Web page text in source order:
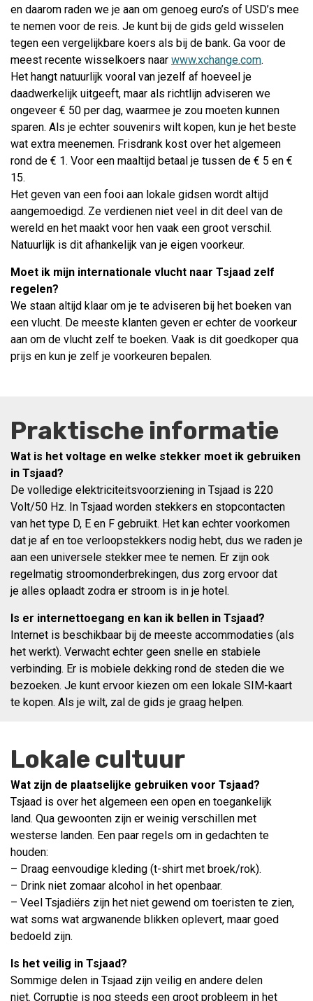
en daarom raden we je aan om genoeg euro’s of USD’s mee
te nemen voor de reis. Je kunt bij de gids geld wisselen
tegen een vergelijkbare koers als bij de bank. Ga voor de
meest recente wisselkoers naar www.xchange.com.
Het hangt natuurlijk vooral van jezelf af hoeveel je
daadwerkelijk uitgeeft, maar als richtlijn adviseren we
ongeveer € 50 per dag, waarmee je zou moeten kunnen
sparen. Als je echter souvenirs wilt kopen, kun je het beste
wat extra meenemen. Frisdrank kost over het algemeen
rond de € 1. Voor een maaltijd betaal je tussen de € 5 en €
15.
Het geven van een fooi aan lokale gidsen wordt altijd
aangemoedigd. Ze verdienen niet veel in dit deel van de
wereld en het maakt voor hen vaak een groot verschil.
Natuurlijk is dit afhankelijk van je eigen voorkeur.
Moet ik mijn internationale vlucht naar Tsjaad zelf
regelen?
We staan altijd klaar om je te adviseren bij het boeken van
een vlucht. De meeste klanten geven er echter de voorkeur
aan om de vlucht zelf te boeken. Vaak is dit goedkoper qua
prijs en kun je zelf je voorkeuren bepalen.
Praktische informatie
Wat is het voltage en welke stekker moet ik gebruiken
in Tsjaad?
De volledige elektriciteitsvoorziening in Tsjaad is 220
Volt/50 Hz. In Tsjaad worden stekkers en stopcontacten
van het type D, E en F gebruikt. Het kan echter voorkomen
dat je af en toe verloopstekkers nodig hebt, dus we raden je
aan een universele stekker mee te nemen. Er zijn ook
regelmatig stroomonderbrekingen, dus zorg ervoor dat
je alles oplaadt zodra er stroom is in je hotel.
Is er internettoegang en kan ik bellen in Tsjaad?
Internet is beschikbaar bij de meeste accommodaties (als
het werkt). Verwacht echter geen snelle en stabiele
verbinding. Er is mobiele dekking rond de steden die we
bezoeken. Je kunt ervoor kiezen om een lokale SIM-kaart
te kopen. Als je wilt, zal de gids je graag helpen.
Lokale cultuur
Wat zijn de plaatselijke gebruiken voor Tsjaad?
Tsjaad is over het algemeen een open en toegankelijk
land. Qua gewoonten zijn er weinig verschillen met
westerse landen. Een paar regels om in gedachten te
houden:
– Draag eenvoudige kleding (t-shirt met broek/rok).
– Drink niet zomaar alcohol in het openbaar.
– Veel Tsjadiërs zijn het niet gewend om toeristen te zien,
wat soms wat argwanende blikken oplevert, maar goed
bedoeld zijn.
Is het veilig in Tsjaad?
Sommige delen in Tsjaad zijn veilig en andere delen
niet. Corruptie is nog steeds een groot probleem in het